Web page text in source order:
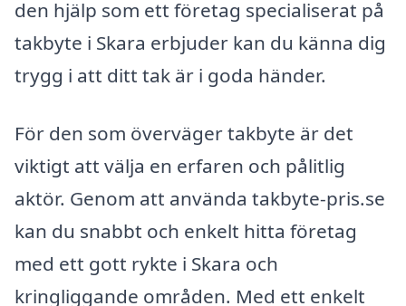
den hjälp som ett företag specialiserat på
takbyte i Skara erbjuder kan du känna dig
trygg i att ditt tak är i goda händer.
För den som överväger takbyte är det
viktigt att välja en erfaren och pålitlig
aktör. Genom att använda takbyte-pris.se
kan du snabbt och enkelt hitta företag
med ett gott rykte i Skara och
kringliggande områden. Med ett enkelt